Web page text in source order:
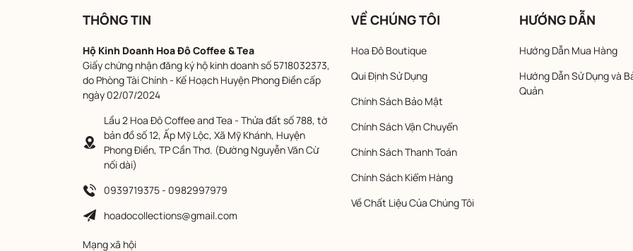
THÔNG TIN
Hộ Kinh Doanh Hoa Đô Coffee & Tea
Giấy chứng nhận đăng ký hộ kinh doanh số 5718032373,
do Phòng Tài Chính - Kế Hoạch Huyện Phong Điền cấp
ngày 02/07/2024
Lầu 2 Hoa Đô Coffee and Tea - Thửa đất số 788, tờ
bản đồ số 12, Ấp Mỹ Lộc, Xã Mỹ Khánh, Huyện
Phong Điền, TP Cần Thơ. (Đường Nguyễn Văn Cừ
nối dài)
0939719375 - 0982997979
hoadocollections@gmail.com
Mạng xã hội
VỀ CHÚNG TÔI
Hoa Đô Boutique
Qui Định Sử Dụng
Chính Sách Bảo Mật
Chính Sách Vận Chuyển
Chính Sách Thanh Toán
Chính Sách Kiểm Hàng
Về Chất Liệu Của Chúng Tôi
HƯỚNG DẪN
Hướng Dẫn Mua Hàng
Hướng Dẫn Sử Dụng và
Quản